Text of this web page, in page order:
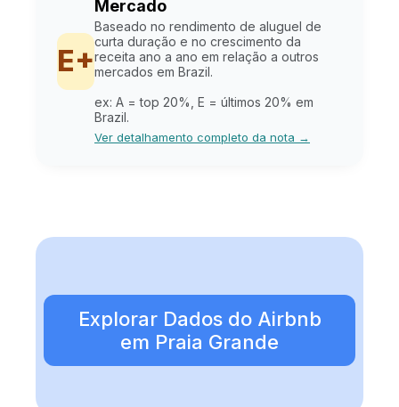
E+
Mercado
Baseado no rendimento de aluguel de
curta duração e no crescimento da
receita ano a ano em relação a outros
mercados em Brazil.
ex: A = top 20%, E = últimos 20% em
Brazil.
Ver detalhamento completo da nota →
Explorar Dados do Airbnb
em Praia Grande